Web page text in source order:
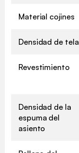
Material cojines
Densidad de tela
Revestimiento
Densidad de la
espuma del
asiento